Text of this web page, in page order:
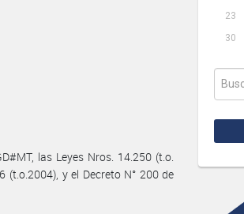
23
30
las Leyes Nros. 14.250 (t.o.
y el Decreto N° 200 de